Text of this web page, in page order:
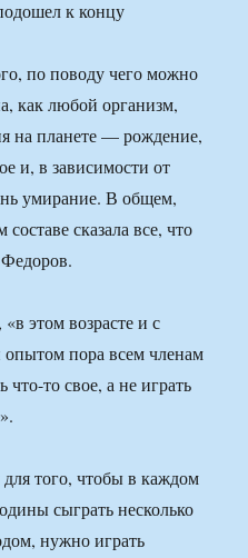
по поводу чего можно
как любой организм,
на планете — рождение,
и, в зависимости от
умирание. В общем,
сказала все, что
этом возрасте и с
пора всем членам
что-то свое, а не играть
для того, чтобы в каждом
сыграть несколько
нужно играть